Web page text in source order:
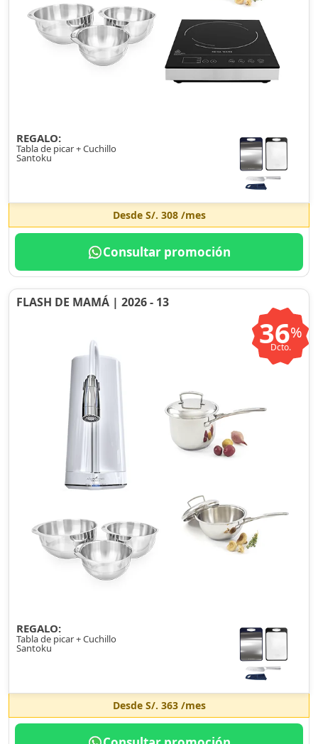
REGALO:
Tabla de picar + Cuchillo
Santoku
Desde S/. 308/mes
Consultar promoción
FLASH DE MAMÁ | 2026 - 13
36%
Dcto.
REGALO:
Tabla de picar + Cuchillo
Santoku
Desde S/. 363/mes